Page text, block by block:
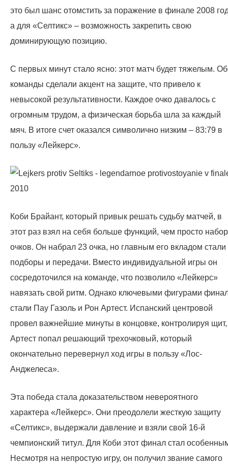
это был шанс отомстить за поражение в финале 2008
а для «Селтикс» – возможность закрепить свою
доминирующую позицию.
С первых минут стало ясно: этот матч будет тяжелым.
команды сделали акцент на защите, что привело к
невысокой результативности. Каждое очко давалось с
огромным трудом, а физическая борьба шла за каждый
мяч. В итоге счет оказался символично низким – 83:79 в
пользу «Лейкерс».
Коби Брайант, который привык решать судьбу матчей, в
этот раз взял на себя больше функций, чем просто набор
очков. Он набрал 23 очка, но главным его вкладом стали
подборы и передачи. Вместо индивидуальной игры он
сосредоточился на команде, что позволило «Лейкерс»
навязать свой ритм. Однако ключевыми фигурами
стали Пау Газоль и Рон Артест. Испанский центровой
провел важнейшие минуты в концовке, контролируя
Артест попал решающий трехочковый, который
окончательно перевернул ход игры в пользу «Лос-
Анджелеса».
Эта победа стала доказательством невероятного
характера «Лейкерс». Они преодолели жесткую защиту
«Селтикс», выдержали давление и взяли свой 16-й
чемпионский титул. Для Коби этот финал стал
Несмотря на непростую игру, он получил звание самого